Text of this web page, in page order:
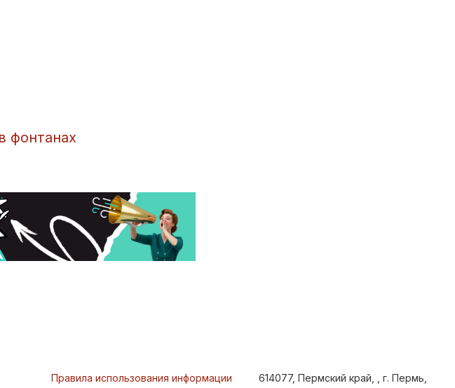
фонтанах
Правила использования информации
614077, Пермский край, , г. Пермь,